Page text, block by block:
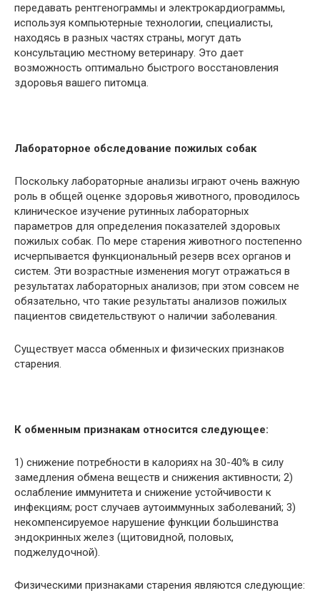
передавать рентгенограммы и электрокардиограммы,
используя компьютерные технологии, специалисты,
находясь в разных частях страны, могут дать
консультацию местному ветеринару. Это дает
возможность оптимально быстрого восстановления
здоровья вашего питомца.
Лабораторное обследование пожилых собак
Поскольку лабораторные анализы играют очень важную
роль в общей оценке здоровья животного, проводилось
клиническое изучение рутинных лабораторных
параметров для определения показателей здоровых
пожилых собак. По мере старения животного постепенно
исчерпывается функциональный резерв всех органов и
систем. Эти возрастные изменения могут отражаться в
результатах лабораторных анализов; при этом совсем не
обязательно, что такие результаты анализов пожилых
пациентов свидетельствуют о наличии заболевания.
Существует масса обменных и физических признаков
старения.
К обменным признакам относится следующее:
1) снижение потребности в калориях на 30-40% в силу
замедления обмена веществ и снижения активности; 2)
ослабление иммунитета и снижение устойчивости к
инфекциям; рост случаев аутоиммунных заболеваний; 3)
некомпенсируемое нарушение функции большинства
эндокринных желез (щитовидной, половых,
поджелудочной).
Физическими признаками старения являются следующие: